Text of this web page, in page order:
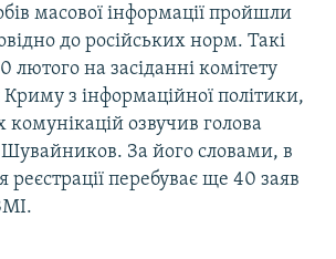
масової інформації пройшли
до російських норм. Такі
лютого на засіданні комітету
з інформаційної політики,
комунікацій озвучив голова
Шувайников. За його словами, в
реєстрації перебуває ще 40 заяв